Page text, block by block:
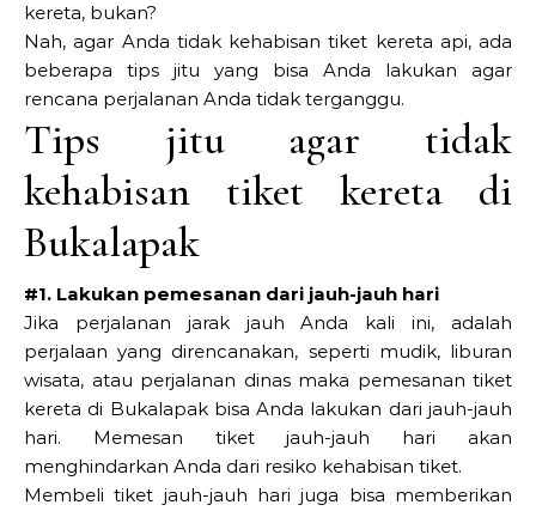
kereta, bukan?
Nah, agar Anda tidak kehabisan tiket kereta api, ada
beberapa tips jitu yang bisa Anda lakukan agar
rencana perjalanan Anda tidak terganggu.
Tips jitu agar tidak
kehabisan tiket kereta di
Bukalapak
#1. Lakukan pemesanan dari jauh-jauh hari
Jika perjalanan jarak jauh Anda kali ini, adalah
perjalaan yang direncanakan, seperti mudik, liburan
wisata, atau perjalanan dinas maka pemesanan tiket
kereta di Bukalapak bisa Anda lakukan dari jauh-jauh
hari. Memesan tiket jauh-jauh hari akan
menghindarkan Anda dari resiko kehabisan tiket.
Membeli tiket jauh-jauh hari juga bisa memberikan